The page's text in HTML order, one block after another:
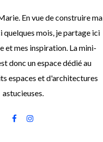
En vue de construire ma
quelques mois, je partage ici
et mes inspiration. La mini-
donc un espace dédié au
espaces et d'architectures
astucieuses.